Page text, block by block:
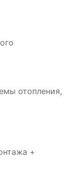
отопления,
+